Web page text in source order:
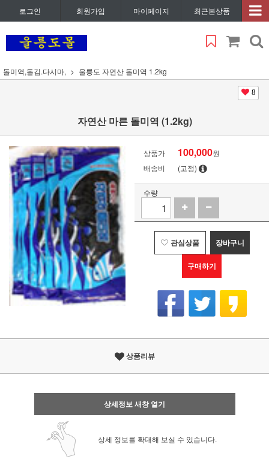
로그인 회원가입 마이페이지 최근본상품
돌미역,돌김.다시마, 울릉도 자연산 돌미역 1.2kg
8
자연산 마른 돌미역 (1.2kg)
상품가 100,000원
배송비
(고정)
수량
관심상품 장바구니
구매하기
상품리뷰
상세정보 새창 열기
상세 정보를 확대해 보실 수 있습니다.